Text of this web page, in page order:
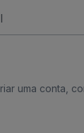
uma conta,